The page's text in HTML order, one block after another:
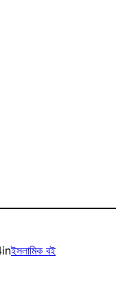
inইসলামিক বই